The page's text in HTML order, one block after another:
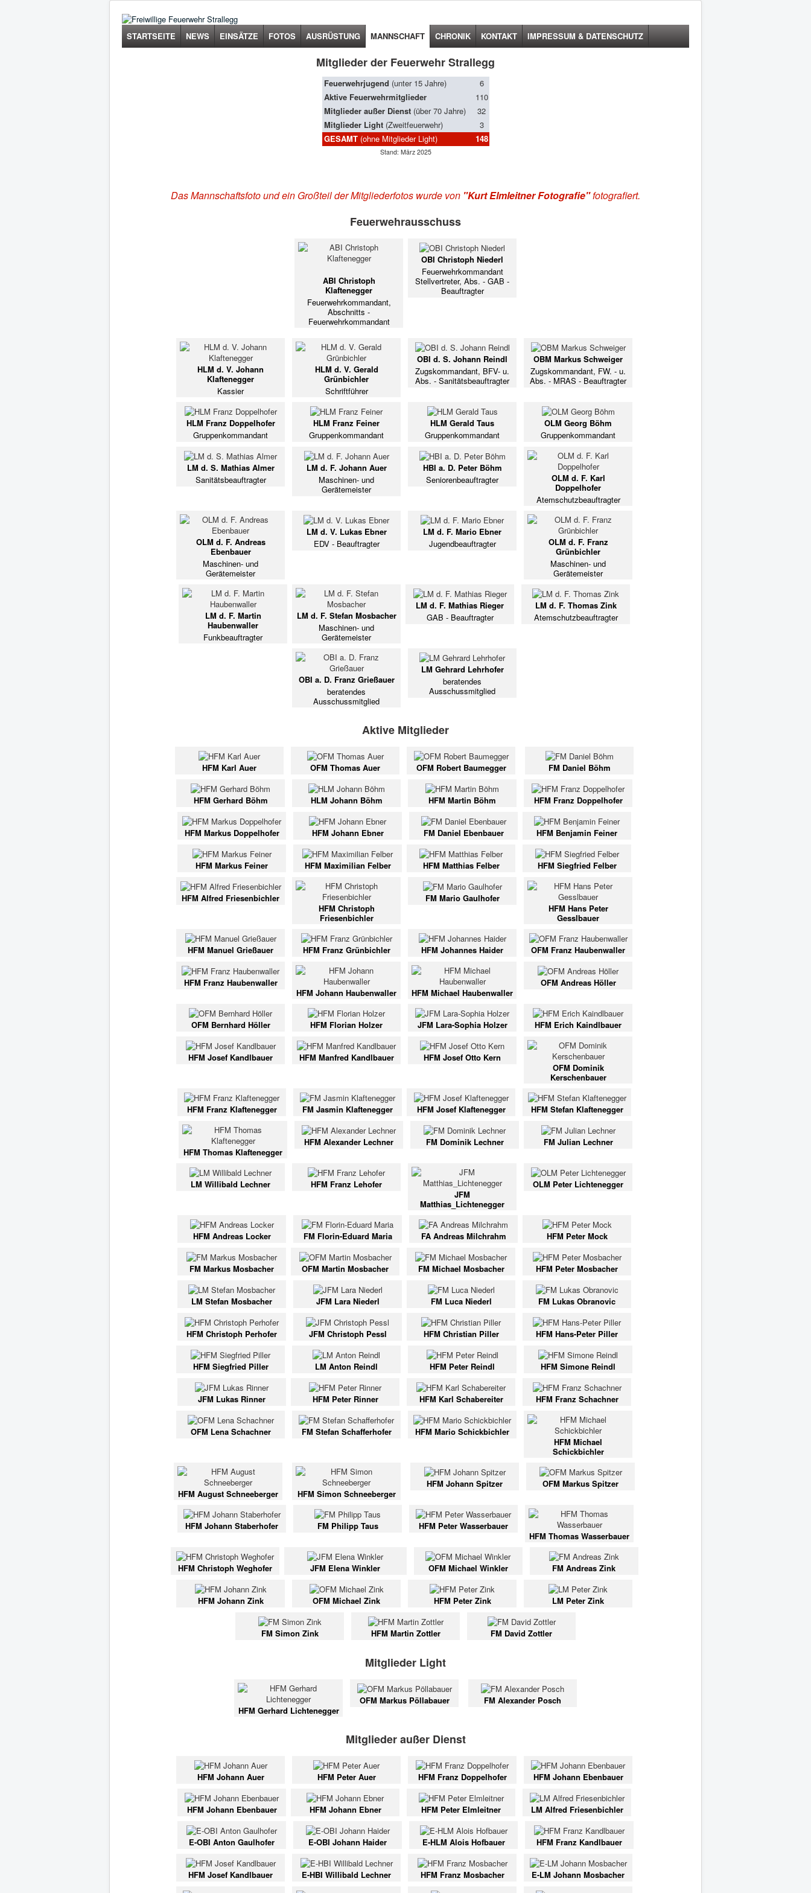
STARTSEITE NEWS EINSÄTZE FOTOS AUSRÜSTUNG MANNSCHAFT CHRONIK KONTAKT IMPRESSUM & DATENSCHUTZ
Mitglieder der Feuerwehr Strallegg
Feuerwehrjugend (unter 15 Jahre)
6
Aktive Feuerwehrmitglieder
110
Mitglieder außer Dienst (über 70 Jahre)
32
Mitglieder Light (Zweitfeuerwehr)
3
GESAMT(ohne Mitglieder Light) 148
Stand: März 2025
Das Mannschaftsfoto und ein Großteil der Mitgliederfotos wurde von "Kurt Elmleitner Fotografie"fotografiert.
Feuerwehrausschuss
ABI Christoph
Klaftenegger
Feuerwehrkommandant,
Abschnitts -
Feuerwehrkommandant
OBI Christoph Niederl
Feuerwehrkommandant
Stellvertreter, Abs. - GAB -
Beauftragter
HLM d. V. Johann
Klaftenegger
Kassier
HLM d. V. Gerald
Grünbichler
Schriftführer
OBI d. S. Johann Reindl
Zugskommandant, BFV- u.
Abs. - Sanitätsbeauftragter
OBM Markus Schweiger
Zugskommandant, FW. - u.
Abs. - MRAS - Beauftragter
HLM Franz Doppelhofer
Gruppenkommandant
HLM Franz Feiner
Gruppenkommandant
HLM Gerald Taus
Gruppenkommandant
OLM Georg Böhm
Gruppenkommandant
LM d. S. Mathias Almer
Sanitätsbeauftragter
LM d. F. Johann Auer
Maschinen- und
Gerätemeister
HBI a. D. Peter Böhm
Seniorenbeauftragter
OLM d. F. Karl
Doppelhofer
Atemschutzbeauftragter
OLM d. F. Andreas
Ebenbauer
Maschinen- und
Gerätemeister
LM d. V. Lukas Ebner
EDV - Beauftragter
LM d. F. Mario Ebner
Jugendbeauftragter
OLM d. F. Franz
Grünbichler
Maschinen- und
Gerätemeister
LM d. F. Martin
Haubenwaller
Funkbeauftragter
LM d. F. Stefan Mosbacher
Maschinen- und
Gerätemeister
LM d. F. Mathias Rieger
GAB - Beauftragter
LM d. F. Thomas Zink
Atemschutzbeauftragter
OBI a. D. Franz Grießauer
beratendes
Ausschussmitglied
LM Gehrard Lehrhofer
beratendes
Ausschussmitglied
Aktive Mitglieder
HFM Karl Auer OFM Thomas Auer OFM Robert Baumegger FM Daniel Böhm
HFM Gerhard Böhm HLM Johann Böhm HFM Martin Böhm HFM Franz Doppelhofer
HFM Markus Doppelhofer HFM Johann Ebner FM Daniel Ebenbauer HFM Benjamin Feiner
HFM Markus Feiner HFM Maximilian Felber HFM Matthias Felber HFM Siegfried Felber
HFM Alfred Friesenbichler
HFM Christoph
Friesenbichler
FM Mario Gaulhofer
HFM Hans Peter
Gesslbauer
HFM Manuel Grießauer HFM Franz Grünbichler HFM Johannes Haider OFM Franz Haubenwaller
HFM Franz Haubenwaller
HFM Johann Haubenwaller
HFM Michael Haubenwaller
OFM Andreas Höller
OFM Bernhard Höller HFM Florian Holzer JFM Lara-Sophia Holzer HFM Erich Kaindlbauer
HFM Josef Kandlbauer HFM Manfred Kandlbauer
HFM Josef Otto Kern
OFM Dominik
Kerschenbauer
HFM Franz Klaftenegger FM Jasmin Klaftenegger HFM Josef Klaftenegger HFM Stefan Klaftenegger
HFM Thomas Klaftenegger
HFM Alexander Lechner FM Dominik Lechner FM Julian Lechner
LM Willibald Lechner
HFM Franz Lehofer
JFM
Matthias_Lichtenegger
OLM Peter Lichtenegger
HFM Andreas Locker FM Florin-Eduard Maria FA Andreas Milchrahm HFM Peter Mock
FM Markus Mosbacher OFM Martin Mosbacher FM Michael Mosbacher HFM Peter Mosbacher
LM Stefan Mosbacher JFM Lara Niederl FM Luca Niederl FM Lukas Obranovic
HFM Christoph Perhofer JFM Christoph Pessl HFM Christian Piller HFM Hans-Peter Piller
HFM Siegfried Piller LM Anton Reindl HFM Peter Reindl HFM Simone Reindl
JFM Lukas Rinner HFM Peter Rinner HFM Karl Schabereiter HFM Franz Schachner
OFM Lena Schachner FM Stefan Schafferhofer
HFM Mario Schickbichler
HFM Michael
Schickbichler
HFM August Schneeberger HFM Simon Schneeberger
HFM Johann Spitzer OFM Markus Spitzer
HFM Johann Staberhofer FM Philipp Taus
HFM Peter Wasserbauer
HFM Thomas Wasserbauer
HFM Christoph Weghofer JFM Elena Winkler OFM Michael Winkler FM Andreas Zink
HFM Johann Zink OFM Michael Zink HFM Peter Zink LM Peter Zink
FM Simon Zink HFM Martin Zottler FM David Zottler
Mitglieder Light
HFM Gerhard Lichtenegger
OFM Markus Pöllabauer FM Alexander Posch
Mitglieder außer Dienst
HFM Johann Auer HFM Peter Auer HFM Franz Doppelhofer HFM Johann Ebenbauer
HFM Johann Ebenbauer HFM Johann Ebner HFM Peter Elmleitner LM Alfred Friesenbichler
E-OBI Anton Gaulhofer E-OBI Johann Haider E-HLM Alois Hofbauer HFM Franz Kandlbauer
HFM Josef Kandlbauer E-HBI Willibald Lechner HFM Franz Mosbacher E-LM Johann Mosbacher